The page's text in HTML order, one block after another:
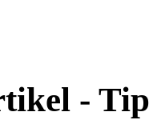
- Tip